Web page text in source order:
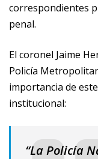
correspondientes
penal.
El coronel Jaime
Policía
importancia de
institucional:
“La Policía